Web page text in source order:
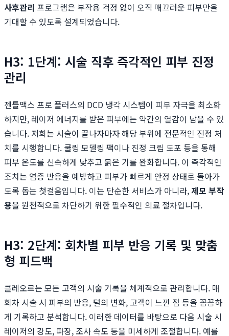
사후관리 프로그램은 부작용 걱정 없이 오직 매끄러운 피부만을
기대할 수 있도록 설계되었습니다.
H3: 1단계: 시술 직후 즉각적인 피부 진정
관리
젠틀맥스 프로 플러스의 DCD 냉각 시스템이 피부 자극을 최소화
하지만, 레이저 에너지를 받은 피부에는 약간의 열감이 남을 수 있
습니다. 저희는 시술이 끝나자마자 해당 부위에 전문적인 진정 처
치를 시행합니다. 쿨링 모델링 팩이나 진정 크림 도포 등을 통해
피부 온도를 신속하게 낮추고 붉은 기를 완화합니다. 이 즉각적인
조치는 염증 반응을 예방하고 피부가 빠르게 안정 상태로 돌아가
도록 돕는 첫걸음입니다. 이는 단순한 서비스가 아니라,제모 부작
용을 원천적으로 차단하기 위한 필수적인 의료 절차입니다.
H3: 2단계: 회차별 피부 반응 기록 및 맞춤
형 피드백
클레오르는 모든 고객의 시술 기록을 체계적으로 관리합니다. 매
회차 시술 시 피부의 반응, 털의 변화, 고객이 느낀 점 등을 꼼꼼하
게 기록하고 분석합니다. 이러한 데이터를 바탕으로 다음 시술 시
레이저의 강도, 파장, 조사 속도 등을 미세하게 조절합니다. 예를